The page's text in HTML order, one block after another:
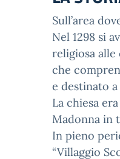
Sull’area
Nel 1298 si
religiosa alle
che
e destinato
La chiesa
Madonna in
In pieno
“Villaggio